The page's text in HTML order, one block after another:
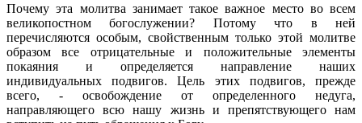
Почему эта молитва занимает такое важное место во всем
великопостном богослужении? Потому что в ней
перечисляются особым, свойственным только этой молитве
образом все отрицательные и положительные элементы
покаяния и определяется направление наших
индивидуальных подвигов. Цель этих подвигов, прежде
всего, - освобождение от определенного недуга,
направляющего всю нашу жизнь и препятствующего нам